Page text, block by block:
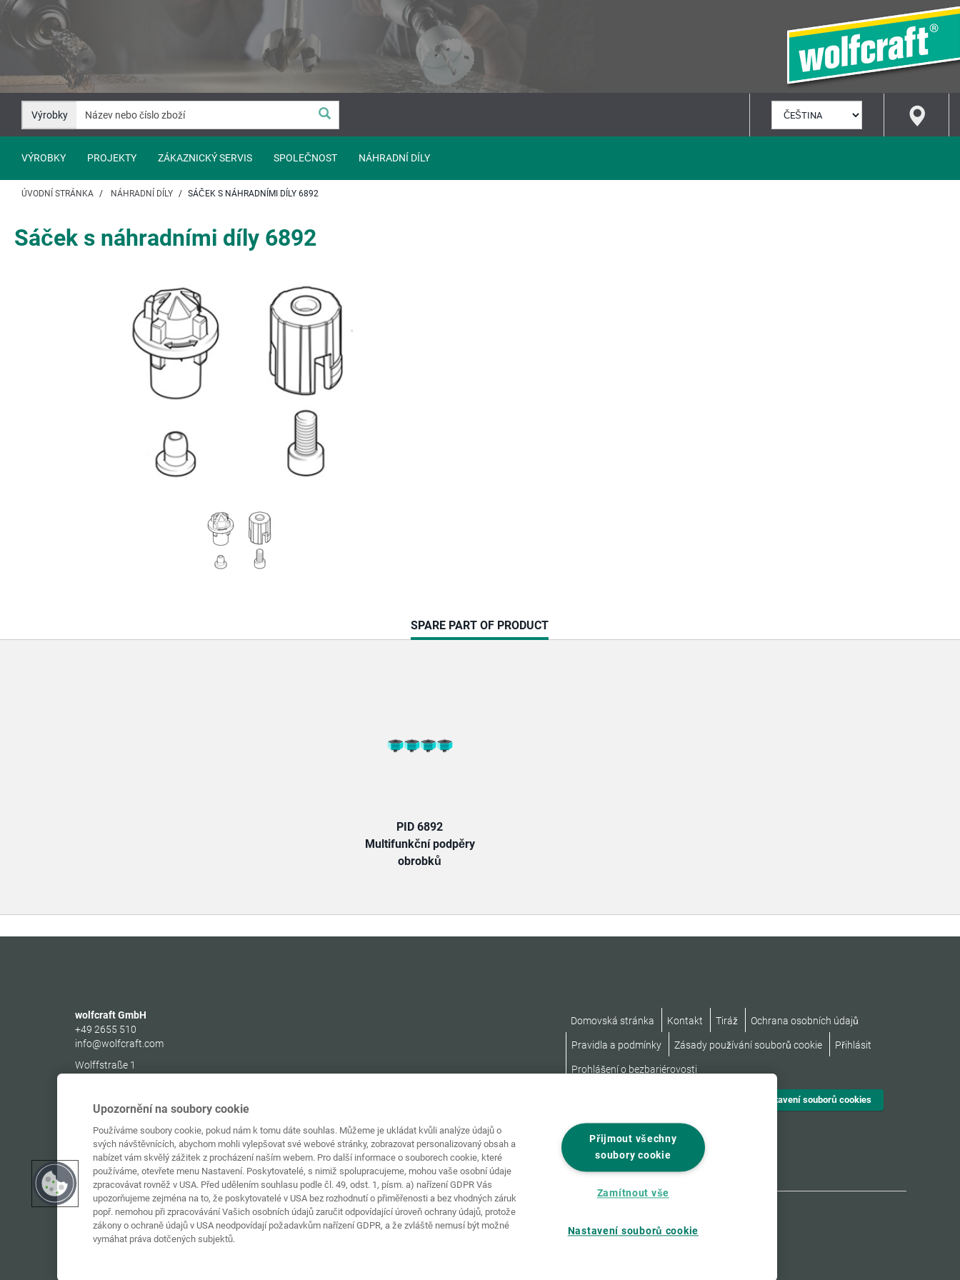
Přejít
Obsah
Přejít
Navigaci
Výrobky
VYBRAT
JAZYK
VÝROBKY PROJEKTY ZÁKAZNICKÝ SERVIS SPOLEČNOST NÁHRADNÍ DÍLY
ÚVODNÍ STRÁNKA NÁHRADNÍ DÍLY SÁČEK S NÁHRADNÍMI DÍLY 6892
Sáček s náhradními díly 6892
CURRENT
TAB:
SPARE PART OF PRODUCT
PID 6892
Multifunkční podpěry
obrobků
wolfcraft GmbH
+49 2655 510
info@wolfcraft.com
Wolffstraße 1
Domovská stránka Kontakt Tiráž Ochrana osobních údajů
Pravidla a podmínky Zásady používání souborů cookie Přihlásit
Prohlášení o bezbariérovosti
Nastavení souborů cookies
Upozornění na soubory cookie
Používáme soubory cookie, pokud nám k tomu dáte souhlas. Můžeme je ukládat kvůli analýze údajů o
svých návštěvnících, abychom mohli vylepšovat své webové stránky, zobrazovat personalizovaný obsah a
nabízet vám skvělý zážitek z procházení naším webem. Pro další informace o souborech cookie, které
používáme, otevřete menu Nastavení. Poskytovatelé, s nimiž spolupracujeme, mohou vaše osobní údaje
zpracovávat rovněž v USA. Před udělením souhlasu podle čl. 49, odst. 1, písm. a) nařízení GDPR Vás
upozorňujeme zejména na to, že poskytovatelé v USA bez rozhodnutí o přiměřenosti a bez vhodných záruk
popř. nemohou při zpracovávání Vašich osobních údajů zaručit odpovídající úroveň ochrany údajů, protože
zákony o ochraně údajů v USA neodpovídají požadavkům nařízení GDPR, a že zvláště nemusí být možné
vymáhat práva dotčených subjektů.
Přijmout všechny
soubory cookie
Zamítnout vše
Nastavení souborů cookie